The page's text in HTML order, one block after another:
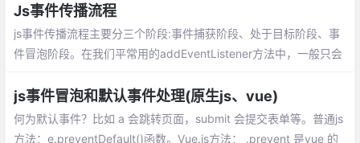
topPropagation(); window.event.cancelB
ubble=true;
Js事件传播流程
js事件传播流程主要分三个阶段:事件捕获阶段、处于目标阶段、事
件冒泡阶段。在我们平常用的addEventListener方法中，一般只会
行的函数
js事件冒泡和默认事件处理(原生js、vue)
何为默认事件？比如 a 会跳转页面，submit 会提交表单等。普通js
方法：e.preventDefault()函数。Vue.js方法： .prevent 是vue 的